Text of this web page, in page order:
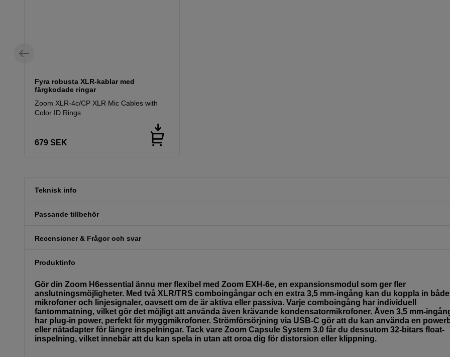
Fyra robusta XLR-kablar med
färgkodade ringar
Zoom XLR-4c/CP XLR Mic Cables with
Color ID Rings
679 SEK
Teknisk info
Passande tillbehör
Recensioner & Frågor och svar
Produktinfo
Gör din Zoom H6essential ännu mer flexibel med Zoom EXH-6e, en expansionsmodul som ger fler
anslutningsmöjligheter. Med två XLR/TRS comboingångar och en extra 3,5 mm-ingång kan du koppla in både
mikrofoner och linjesignaler, oavsett om de är aktiva eller passiva. Varje comboingång har individuell
fantommatning, vilket gör det möjligt att använda även krävande kondensatormikrofoner. Även 3,5 mm-
har plug-in power, perfekt för myggmikrofoner. Strömförsörjning via USB-C gör att du kan använda en
eller nätadapter för längre inspelningar. Tack vare Zoom Capsule System 3.0 får du dessutom 32-bitars float-
inspelning, vilket innebär att du kan spela in utan att oroa dig för distorsion eller klippning.